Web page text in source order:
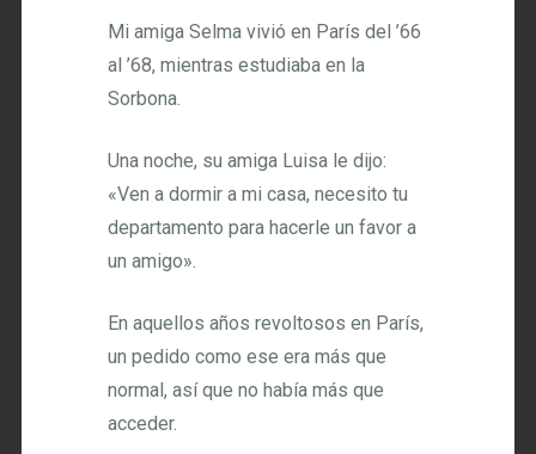
Mi amiga Selma vivió en París del ’66
al ’68, mientras estudiaba en la
Sorbona.
Una noche, su amiga Luisa le dijo:
«Ven a dormir a mi casa, necesito tu
departamento para hacerle un favor a
un amigo».
En aquellos años revoltosos en París,
un pedido como ese era más que
normal, así que no había más que
acceder.